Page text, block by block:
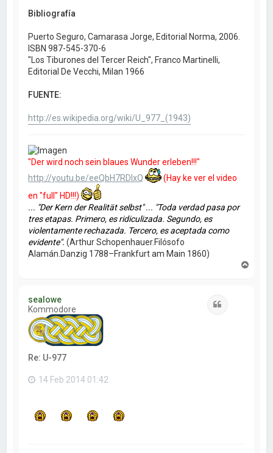
Bibliografía
Puerto Seguro, Camarasa Jorge, Editorial Norma, 2006.
ISBN 987-545-370-6
"Los Tiburones del Tercer Reich", Franco Martinelli,
Editorial De Vecchi, Milan 1966
FUENTE:
http://es.wikipedia.org/wiki/U_977_(1943)
"Der wird noch sein blaues Wunder erleben!!!"
http://youtu.be/eeQbH7RDIxQ
(Hay ke ver el video
en "full" HD!!!)
... "Der Kern der Realität selbst" ... "Toda verdad pasa por
tres etapas. Primero, es ridiculizada. Segundo, es
violentamente rechazada. Tercero, es aceptada como
evidente". (Arthur Schopenhauer.Filósofo
Alamán.Danzig 1788–Frankfurt am Main 1860)
sealowe
Kommodore
Re: U-977
14 Feb 2014 01:42